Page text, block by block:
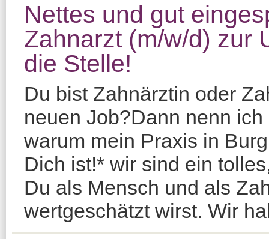
Nettes und gut
Zahnarzt (m/w/d) zur
die Stelle!
Du bist Zahnärztin oder
neuen Job?Dann nenn
warum mein Praxis in
Dich ist!* wir sind ein
Du als Mensch und als
wertgeschätzt wirst. Wir